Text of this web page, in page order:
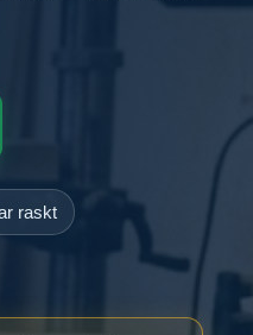
raskt